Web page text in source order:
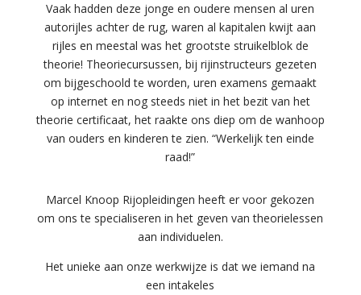
Vaak hadden deze jonge en oudere mensen al uren
autorijles achter de rug, waren al kapitalen kwijt aan
rijles en meestal was het grootste struikelblok de
theorie! Theoriecursussen, bij rijinstructeurs gezeten
om bijgeschoold te worden, uren examens gemaakt
op internet en nog steeds niet in het bezit van het
theorie certificaat, het raakte ons diep om de wanhoop
van ouders en kinderen te zien. “Werkelijk ten einde
raad!”
Marcel Knoop Rijopleidingen heeft er voor gekozen
om ons te specialiseren in het geven van theorielessen
aan individuelen.
Het unieke aan onze werkwijze is dat we iemand na
een intakeles